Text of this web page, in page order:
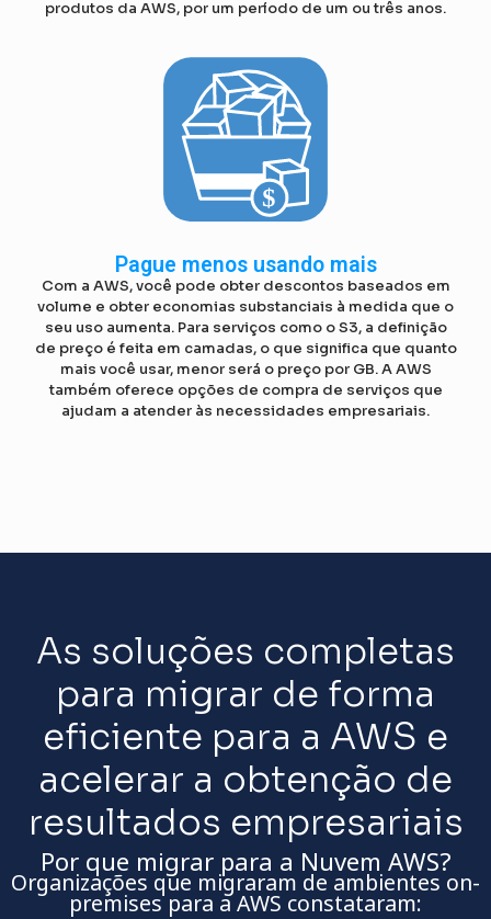
produtos da AWS, por um período de um ou três anos.
Pague menos usando mais
Com a AWS, você pode obter descontos baseados em
volume e obter economias substanciais à medida que o
seu uso aumenta. Para serviços como o S3, a definição
de preço é feita em camadas, o que significa que quanto
mais você usar, menor será o preço por GB. A AWS
também oferece opções de compra de serviços que
ajudam a atender às necessidades empresariais.
As soluções completas
para migrar de forma
eficiente para a AWS e
acelerar a obtenção de
resultados empresariais
Por que migrar para a Nuvem AWS?
Organizações que migraram de ambientes on-
premises para a AWS constataram: